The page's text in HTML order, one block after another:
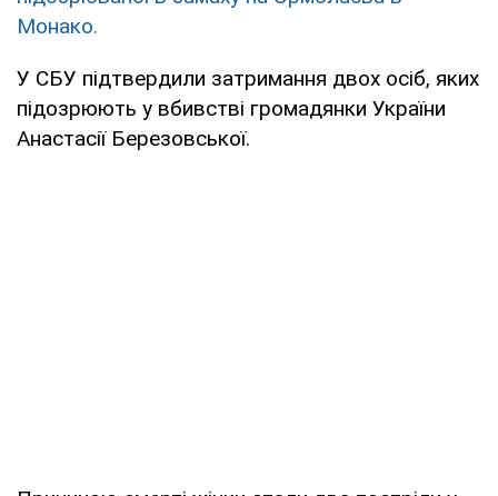
Монако.
У СБУ підтвердили затримання двох осіб, яких
підозрюють у вбивстві громадянки України
Анастасії Березовської.